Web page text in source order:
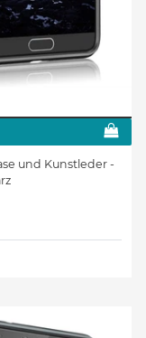
und Kunstleder -